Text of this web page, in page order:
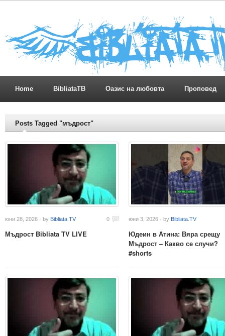
Home BibliataTB Оазис на любовта Проповед
Posts Tagged "мъдрост"
юни 28, 2026 · by Bibliata.TV 0
Мъдрост Bibliata TV LIVE
юни 3, 2026 · by Bibliata.TV
Юдеин в Атина: Вяра срещу
Мъдрост – Какво се случи?
#shorts